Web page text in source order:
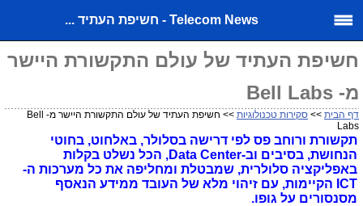
Telecom News - חשיפת העתיד ...
חשיפת העתיד של עולם התקשורת היישר
מ- Bell Labs
דף הבית >> סקירות טכנולוגיות
>> חשיפת העתיד של עולם התקשורת היישר מ- Bell
Labs
תקשורת ורוחב פס לפי דרישה בסלולר, באלחוט, בחוטי
הנחושת, בסיבים וב-Data Center, הכל נשלט בקלות
באפליקציה סלולרית, שמבטלת ומחליפה את כל מערכות ה-
ICT הקיימות, עם זיהוי מלא של העובד ממידע הנאסף
מסנסורים על גופו.